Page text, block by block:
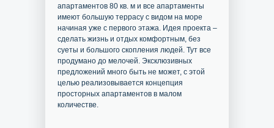
апартаментов 80 кв. м и все апартаменты
имеют большую террасу с видом на море
начиная уже с первого этажа. Идея проекта –
сделать жизнь и отдых комфортным, без
суеты и большого скопления людей. Тут все
продумано до мелочей. Эксклюзивных
предложений много быть не может, с этой
целью реализовывается концепция
просторных апартаментов в малом
количестве.